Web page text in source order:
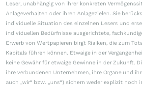
Leser, unabhängig von ihrer konkreten
Anlageverhalten oder ihren Anlagezielen. Sie
individuelle Situation des einzelnen Lesers und
individuellen Bedürfnisse ausgerichtete,
Erwerb von Wertpapieren birgt Risiken, die zum
Kapitals führen können. Etwaige in der
keine Gewähr für etwaige Gewinne in der Zukunft.
ihre verbundenen Unternehmen, ihre Organe und
auch „wir“ bzw. „uns“) sichern weder explizit